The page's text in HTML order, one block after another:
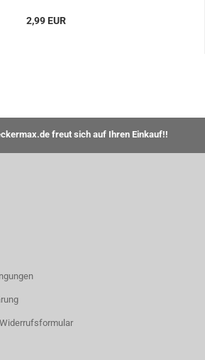
2,99 EUR
freut sich auf Ihren Einkauf!!